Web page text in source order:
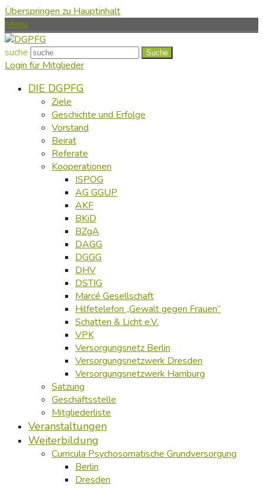
Überspringen zu Hauptinhalt
Menu
suche Suche
Login für Mitglieder
DIE DGPFG
Ziele
Geschichte und Erfolge
Vorstand
Beirat
Referate
Kooperationen
ISPOG
AG GGUP
AKF
BKiD
BZgA
DAGG
DGGG
DHV
DSTIG
Marcé Gesellschaft
Hilfetelefon „Gewalt gegen Frauen“
Schatten & Licht e.V.
VPK
Versorgungsnetz Berlin
Versorgungsnetzwerk Dresden
Versorgungsnetzwerk Hamburg
Satzung
Geschäftsstelle
Mitgliederliste
Veranstaltungen
Weiterbildung
Curricula Psychosomatische Grundversorgung
Berlin
Dresden